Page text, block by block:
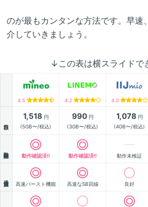
のが最もカンタンな方法です。早速
介していきましょう。
↓この表は横スライドで
4.5 4.2 4.0
1,518 円
(5GB〜/税込)
990円
(3GB〜/税込)
1,078 円
(4GB〜/税込)
動作確認済!! 動作確認済!! 動作未検証
高速バースト機能 高速なSB回線 良好